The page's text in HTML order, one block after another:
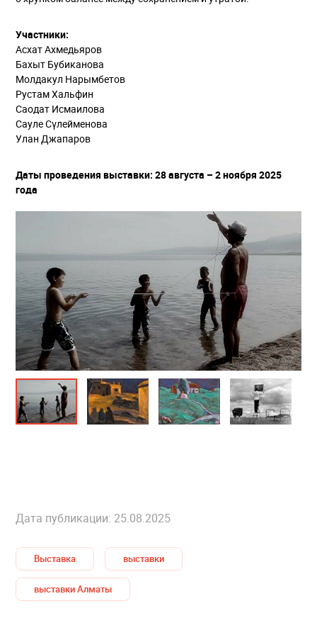
Участники:
Асхат Ахмедьяров
Бахыт Бубиканова
Молдакул Нарымбетов
Рустам Хальфин
Саодат Исмаилова
Сауле Сүлейменова
Улан Джапаров
Даты проведения выставки: 28 августа – 2 ноября 2025
года
Дата публикации: 25.08.2025
Выставка выставки
выставки Алматы